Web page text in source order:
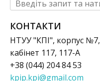
КОНТАКТИ
НТУУ "КПІ", корпус №7,
кабінет 117, 117-А
+38 (044) 204 84 53
kpip.kpi@gmail.com